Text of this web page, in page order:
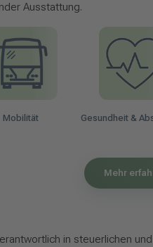
Ausstattung.
Mobilität Gesundheit &
Mehr
in steuerlichen